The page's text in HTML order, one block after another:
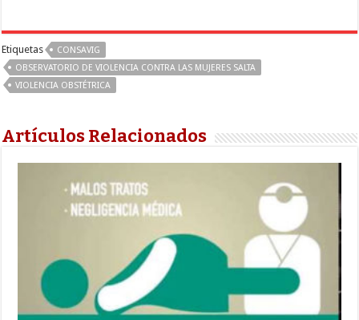
Etiquetas
CONSAVIG
OBSERVATORIO DE VIOLENCIA CONTRA LAS MUJERES SALTA
VIOLENCIA OBSTÉTRICA
Artículos Relacionados